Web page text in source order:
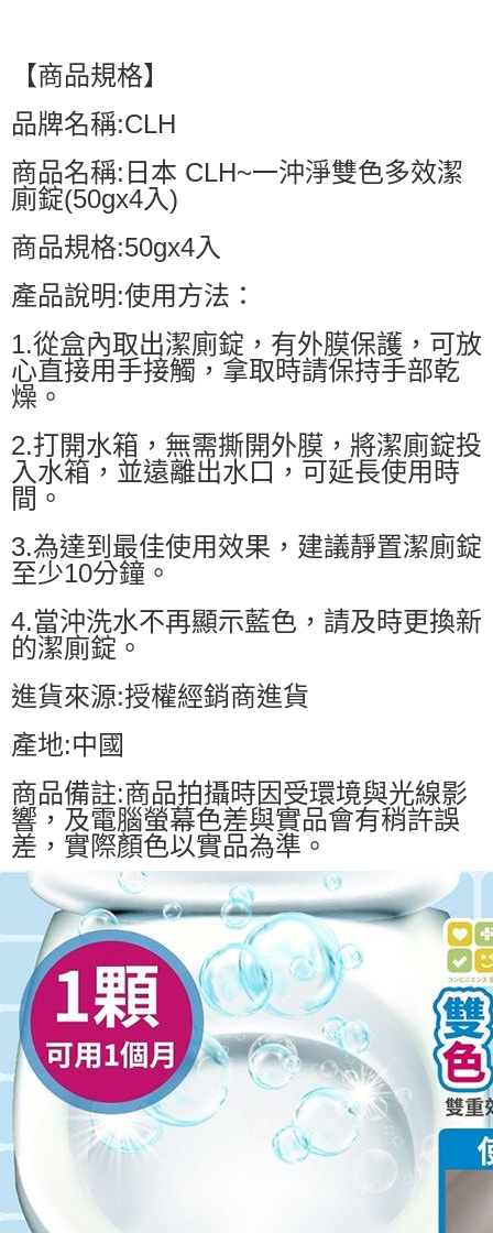
每筆NT$80，滿NT$799(含以上)免運費
【商品規格】
品牌名稱:CLH
商品名稱:日本 CLH~一沖淨雙色多效潔
廁錠(50gx4入)
商品規格:50gx4入
產品說明:使用方法：
1.從盒內取出潔廁錠，有外膜保護，可放
心直接用手接觸，拿取時請保持手部乾
燥。
2.打開水箱，無需撕開外膜，將潔廁錠投
入水箱，並遠離出水口，可延長使用時
間。
3.為達到最佳使用效果，建議靜置潔廁錠
至少10分鐘。
4.當沖洗水不再顯示藍色，請及時更換新
的潔廁錠。
進貨來源:授權經銷商進貨
產地:中國
商品備註:商品拍攝時因受環境與光線影
響，及電腦螢幕色差與實品會有稍許誤
差，實際顏色以實品為準。